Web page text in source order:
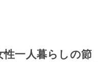
性一人暮らしの節